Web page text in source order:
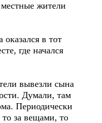
местные жители
в тот
где начался
вывезли сына
Думали, там
Периодически
за вещами, то